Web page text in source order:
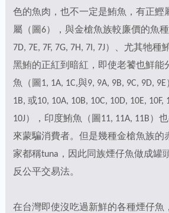
色的魚肉，也不一定是鮪魚，有正鰹
屬（圖6），與金槍魚族較廉價的魚種
7D, 7E, 7F, 7G, 7H, 7I, 7J）、尤其牠
黑鮪的正紅到暗紅，即使老饕也鮮能
魚（圖1, 1A, 1C,與9, 9A, 9B, 9C, 9D,
1B, 或10, 10A, 10B, 10C, 10D, 10E, 10F,
10J），印度鮪魚（圖11, 11A, 11B）
來蒙騙消費者。但是幾種金槍魚族的
家都稱tuna，因此同族煙仔魚做成罐
反公平交易法。
在台灣即使沒吃過新鮮的各種煙仔魚